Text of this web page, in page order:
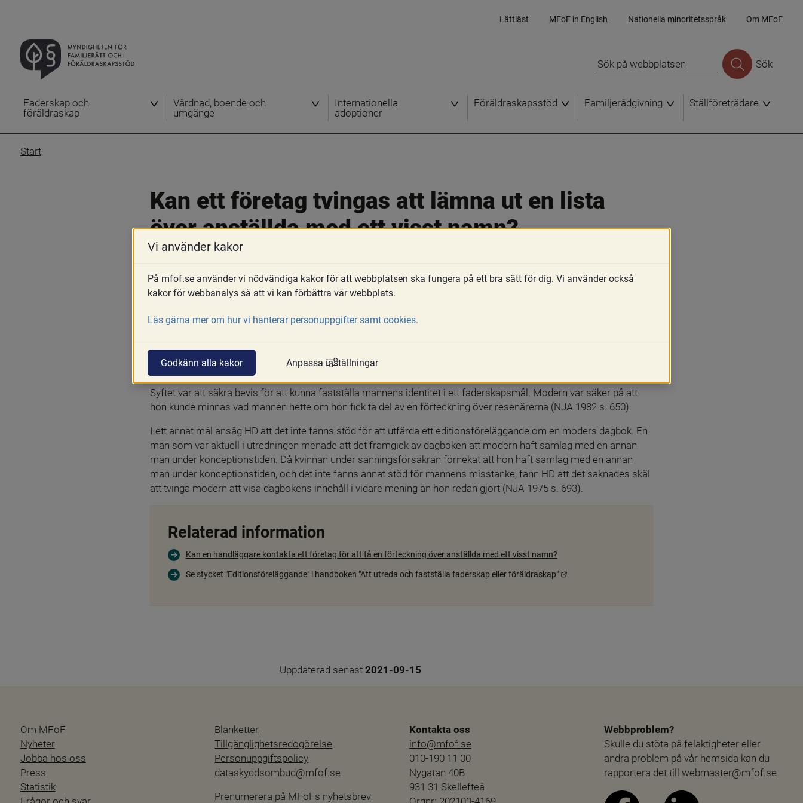
Lättläst MFoF in English Nationella minoritetsspråk Om MFoF
Sök
Faderskap och
föräldraskap
Vårdnad, boende och
umgänge
Internationella
adoptioner
Föräldraskapsstöd Familjerådgivning Ställföreträdare
Start
Kan ett företag tvingas att lämna ut en lista
över anställda med ett visst namn?
förvarar och som kan ha betydelse som skriftligt bevis. Det kallas ett editionsföreläggande (38 kap. 2 §
Högsta domstolen (HD) har förelagt ett resebolag att dela handlingar som visade namn, hemadress och
födelsetid på sina samtliga manliga resenärer som varit inbokade på ett visst hotell i London under en viss tid.
Syftet var att säkra bevis för att kunna fastställa mannens identitet i ett faderskapsmål. Modern var säker på att
hon kunde minnas vad mannen hette om hon fick ta del av en förteckning över resenärerna (NJA 1982 s. 650).
I ett annat mål ansåg HD att det inte fanns stöd för att utfärda ett editionsföreläggande om en moders dagbok. En
man som var aktuell i utredningen menade att det framgick av dagboken att modern haft samlag med en annan
man under konceptionstiden. Då kvinnan under sanningsförsäkran förnekat att hon haft samlag med en annan
man under konceptionstiden, och det inte fanns annat stöd för mannens misstanke, fann HD att det saknades skäl
att tvinga modern att visa dagbokens innehåll i vidare mening än hon redan gjort (NJA 1975 s. 693).
Relaterad information
Kan en handläggare kontakta ett företag för att få en förteckning över anställda med ett visst namn?
Se stycket "Editionsföreläggande" i handboken "Att utreda och fastställa faderskap eller föräldraskap"
Uppdaterad senast 2021-09-15
Om MFoF
Nyheter
Jobba hos oss
Press
Statistik
Blanketter
Tillgänglighetsredogörelse
Personuppgiftspolicy
dataskyddsombud@mfof.se
Prenumerera på MFoFs nyhetsbrev
Kontakta oss
info@mfof.se
010-190 11 00
Nygatan 40B
931 31 Skellefteå
Webbproblem?
Skulle du stöta på felaktigheter eller
andra problem på vår hemsida kan du
rapportera det till webmaster@mfof.se
Vi använder kakor
På mfof.se använder vi nödvändiga kakor för att webbplatsen ska fungera på ett bra sätt för dig. Vi använder också
kakor för webbanalys så att vi kan förbättra vår webbplats.
Läs gärna mer om hur vi hanterar personuppgifter samt cookies.
Godkänn alla kakor Anpassa inställningar